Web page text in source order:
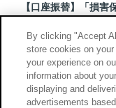
【口座振替】「損害
【お詫び】超保険の
By clicking "Accept
store cookies on
your experience on
information about
displaying and
advertisements